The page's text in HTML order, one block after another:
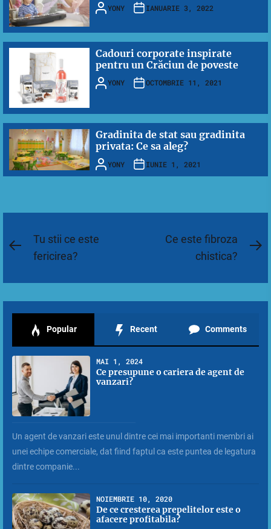
YONY IANUARIE 3, 2022
Cadouri corporate inspirate
pentru un Crăciun de poveste
YONY OCTOMBRIE 11, 2021
Gradinita de stat sau gradinita
privata: Ce sa aleg?
YONY IUNIE 1, 2021
Navigare
articole
Previous
Tu stii ce este
fericirea?
Ce este fibroza
chistica?
Popular Recent Comments
MAI 1, 2024
Ce presupune o cariera de agent de
vanzari?
Un agent de vanzari este unul dintre cei mai importanti membri ai
unei echipe comerciale, dat fiind faptul ca este puntea de legatura
dintre companie...
NOIEMBRIE 10, 2020
De ce cresterea prepelitelor este o
afacere profitabila?